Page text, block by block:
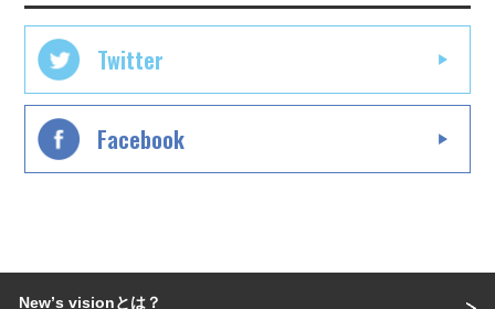
Twitter
Facebook
Newʼs visionとは？